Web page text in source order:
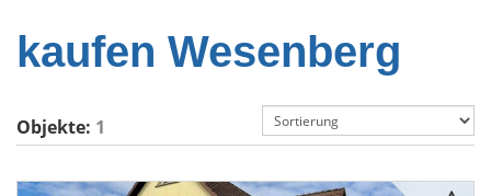
kaufen Wesenberg
Objekte: 1